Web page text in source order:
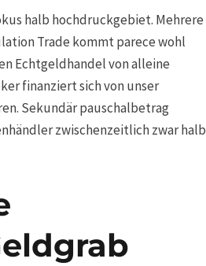
halb hochdruckgebiet. Mehrere
Trade kommt parece wohl
Echtgeldhandel von alleine
finanziert sich von unser
Sekundär pauschalbetrag
zwischenzeitlich zwar halb